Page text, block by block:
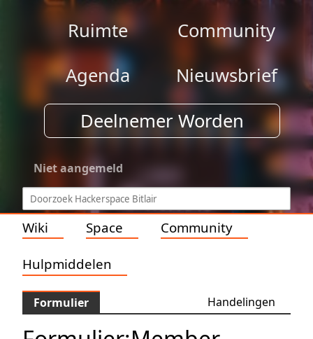
Ruimte
Community
Agenda
Nieuwsbrief
Deelnemer Worden
Niet aangemeld
Wiki Space Community
Hulpmiddelen
Formulier Handelingen